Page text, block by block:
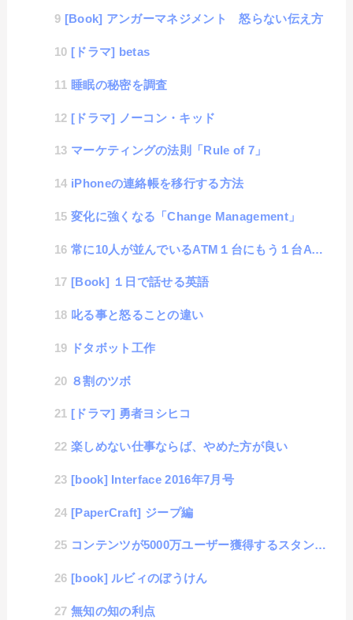
[Book] アンガーマネジメント 怒らない伝え方
[ドラマ] betas
睡眠の秘密を調査
[ドラマ] ノーコン・キッド
マーケティングの法則「Rule of 7」
iPhoneの連絡帳を移行する方法
変化に強くなる「Change Management」
常に10人が並んでいるATM１台にもう１台ATMを追加すると・・・
[Book] １日で話せる英語
叱る事と怒ることの違い
ドタボット工作
８割のツボ
[ドラマ] 勇者ヨシヒコ
楽しめない仕事ならば、やめた方が良い
[book] Interface 2016年7月号
[PaperCraft] ジープ編
コンテンツが5000万ユーザー獲得するスタンダード
[book] ルビィのぼうけん
無知の知の利点